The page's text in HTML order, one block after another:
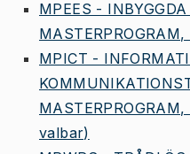
MPEES -
MPICT -
valbar)